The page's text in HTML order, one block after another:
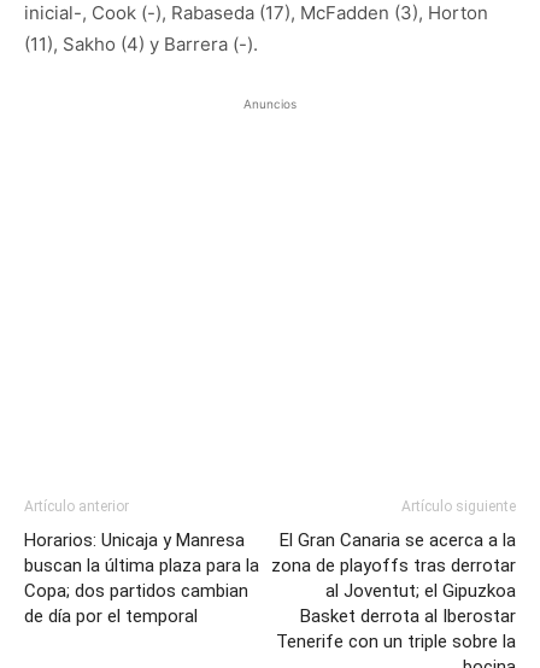
inicial-, Cook (-), Rabaseda (17), McFadden (3), Horton
(11), Sakho (4) y Barrera (-).
Anuncios
Artículo anterior
Horarios: Unicaja y Manresa
buscan la última plaza para la
Copa; dos partidos cambian
de día por el temporal
Artículo siguiente
El Gran Canaria se acerca a la
zona de playoffs tras derrotar
al Joventut; el Gipuzkoa
Basket derrota al Iberostar
Tenerife con un triple sobre la